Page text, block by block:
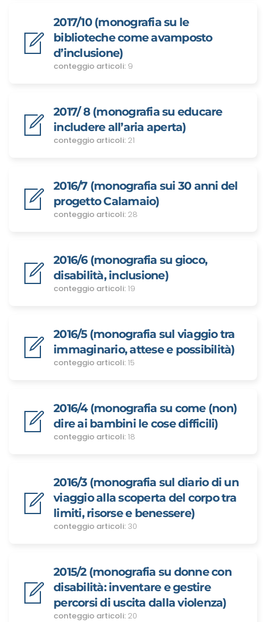
2017/10 (monografia su le
biblioteche come avamposto
d’inclusione)
conteggio articoli: 9
2017/ 8 (monografia su educare
includere all’aria aperta)
conteggio articoli: 21
2016/7 (monografia sui 30 anni del
progetto Calamaio)
conteggio articoli: 28
2016/6 (monografia su gioco,
disabilità, inclusione)
conteggio articoli: 19
2016/5 (monografia sul viaggio tra
immaginario, attese e possibilità)
conteggio articoli: 15
2016/4 (monografia su come (non)
dire ai bambini le cose difficili)
conteggio articoli: 18
2016/3 (monografia sul diario di un
viaggio alla scoperta del corpo tra
limiti, risorse e benessere)
conteggio articoli: 30
2015/2 (monografia su donne con
disabilità: inventare e gestire
percorsi di uscita dalla violenza)
conteggio articoli: 20